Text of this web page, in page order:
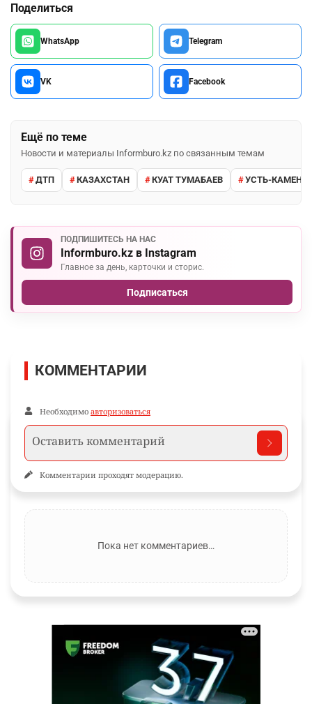
Поделиться
WhatsApp Telegram
VK Facebook
Ещё по теме
Новости и материалы Informburo.kz по связанным темам
ДТП КАЗАХСТАН КУАТ ТУМАБАЕВ УСТЬ-
ПОДПИШИТЕСЬ НА НАС
Informburo.kz в Instagram
Главное за день, карточки и сторис.
Подписаться
КОММЕНТАРИИ
Необходимо авторизоваться
Комментарии проходят модерацию.
Пока нет комментариев…